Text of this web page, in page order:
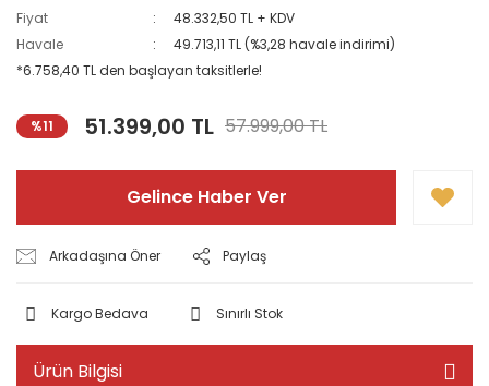
Fiyat
48.332,50 TL + KDV
Havale
49.713,11 TL (%3,28 havale indirimi)
*6.758,40 TL den başlayan taksitlerle!
%11 51.399,00 TL 57.999,00 TL
Gelince Haber Ver
Arkadaşına Öner Paylaş
Kargo Bedava Sınırlı Stok
Ürün Bilgisi